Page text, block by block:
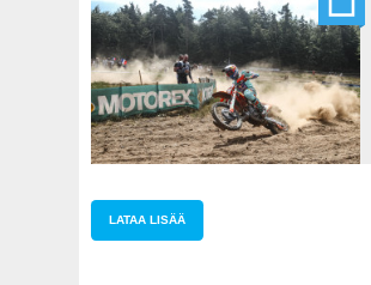
LATAA LISÄÄ